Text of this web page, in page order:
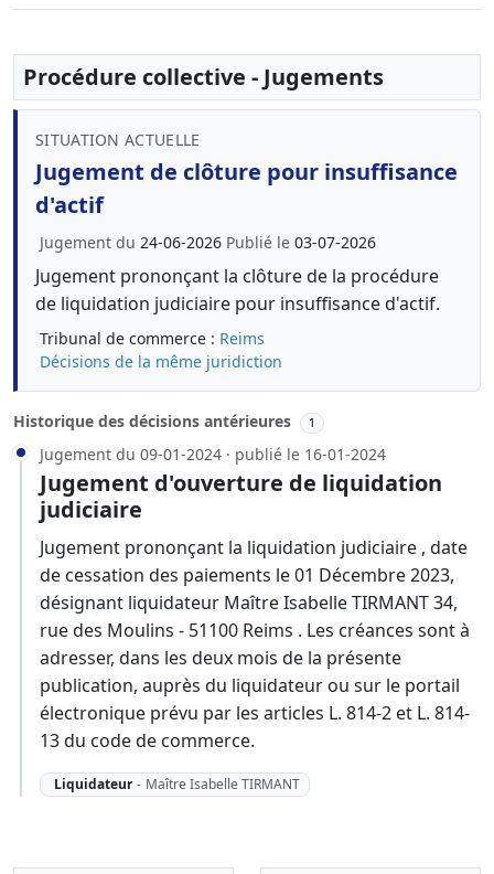
Procédure collective - Jugements
SITUATION ACTUELLE
Jugement de clôture pour insuffisance
d'actif
Jugement du 24-06-2026 Publié le 03-07-2026
Jugement prononçant la clôture de la procédure
de liquidation judiciaire pour insuffisance d'actif.
Tribunal de commerce : Reims
Décisions de la même juridiction
Historique des décisions antérieures 1
Jugement du 09-01-2024 · publié le 16-01-2024
Jugement d'ouverture de liquidation
judiciaire
Jugement prononçant la liquidation judiciaire , date
de cessation des paiements le 01 Décembre 2023,
désignant liquidateur Maître Isabelle TIRMANT 34,
rue des Moulins - 51100 Reims . Les créances sont à
adresser, dans les deux mois de la présente
publication, auprès du liquidateur ou sur le portail
électronique prévu par les articles L. 814-2 et L. 814-
13 du code de commerce.
Liquidateur - Maître Isabelle TIRMANT